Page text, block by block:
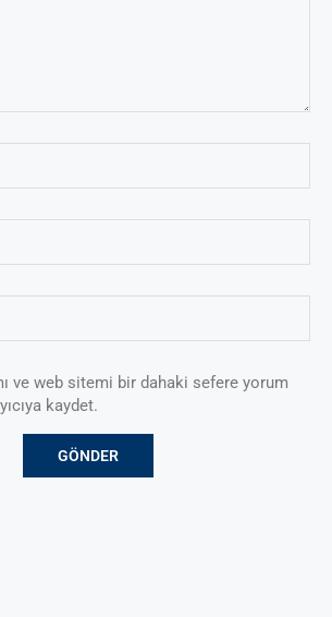
ve web sitemi bir dahaki sefere yorum
kaydet.